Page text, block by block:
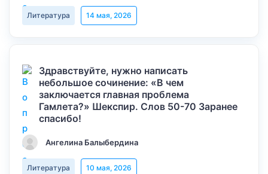
Литература 14 мая, 2026
Здравствуйте, нужно написать
небольшое сочинение: «В чем
заключается главная проблема
Гамлета?» Шекспир. Слов 50-70 Заранее
спасибо!
Ангелина Балыбердина
Литература 10 мая, 2026